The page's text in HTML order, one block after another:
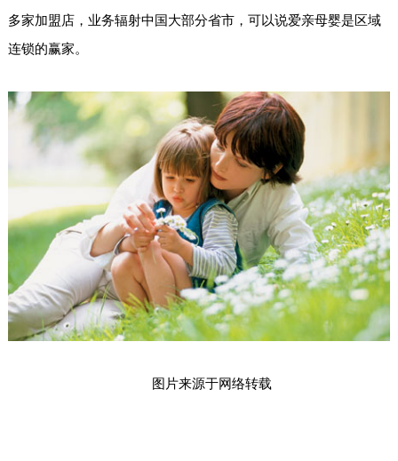
多家加盟店，业务辐射中国大部分省市，可以说爱亲母婴是区域
连锁的赢家。
图片来源于网络转载